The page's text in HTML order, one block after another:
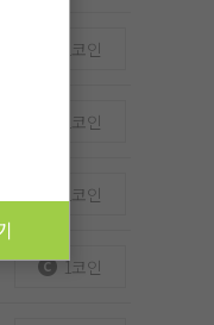
1코인
1코인
1코인
1코인